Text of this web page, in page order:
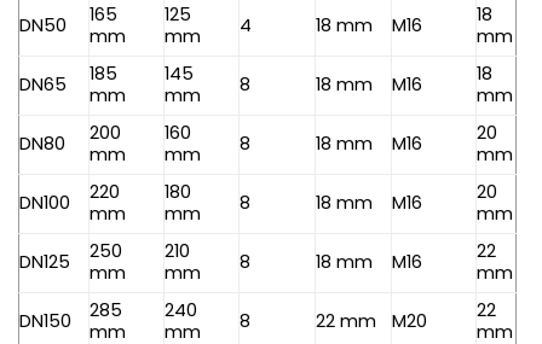
DN50
165
mm
125
mm
4 18 mm M16
18
mm
DN65
185
mm
145
mm
8 18 mm M16
18
mm
DN80
200
mm
160
mm
8 18 mm M16
20
mm
DN100
220
mm
180
mm
8 18 mm M16
20
mm
DN125
250
mm
210
mm
8 18 mm M16
22
mm
DN150
285
mm
240
mm
8 22 mm M20
22
mm